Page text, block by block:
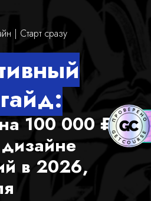
| Старт сразу
100 000 ₽
в 2026,